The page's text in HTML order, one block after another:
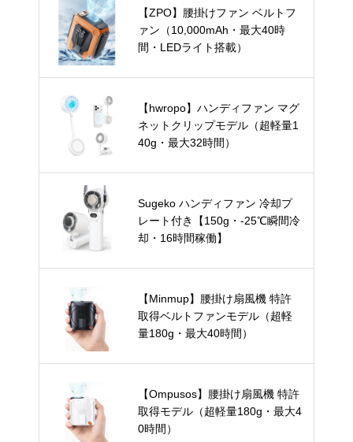
【ZPO】腰掛けファン ベルトフ
ァン（10,000mAh・最大40時
間・LEDライト搭載）
【hwropo】ハンディファン マグ
ネットクリップモデル（超軽量1
40g・最大32時間）
Sugeko ハンディファン 冷却プ
レート付き【150g・-25℃瞬間冷
却・16時間稼働】
【Minmup】腰掛け扇風機 特許
取得ベルトファンモデル（超軽
量180g・最大40時間）
【Ompusos】腰掛け扇風機 特許
取得モデル（超軽量180g・最大4
0時間）